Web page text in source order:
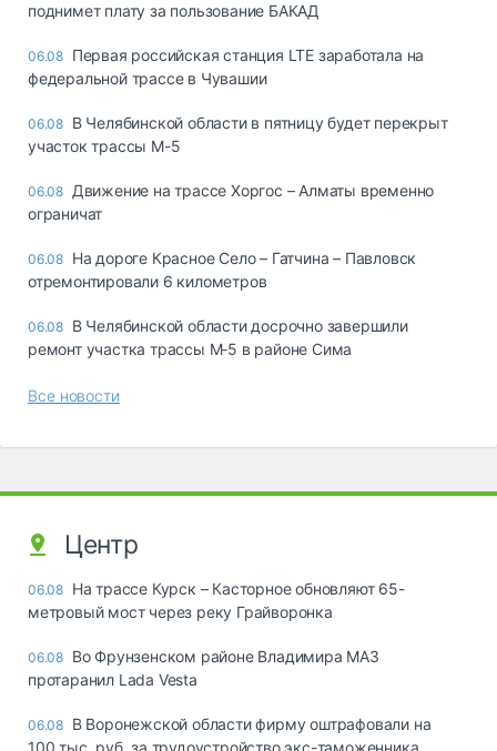
поднимет плату за пользование БАКАД
06.08 Первая российская станция LTE заработала на
федеральной трассе в Чувашии
06.08 В Челябинской области в пятницу будет перекрыт
участок трассы М-5
06.08 Движение на трассе Хоргос – Алматы временно
ограничат
06.08 На дороге Красное Село – Гатчина – Павловск
отремонтировали 6 километров
06.08 В Челябинской области досрочно завершили
ремонт участка трассы М‑5 в районе Сима
Все новости
Центр
06.08 На трассе Курск – Касторное обновляют 65-
метровый мост через реку Грайворонка
06.08 Во Фрунзенском районе Владимира МАЗ
протаранил Lada Vesta
06.08 В Воронежской области фирму оштрафовали на
100 тыс. руб. за трудоустройство экс-таможенника